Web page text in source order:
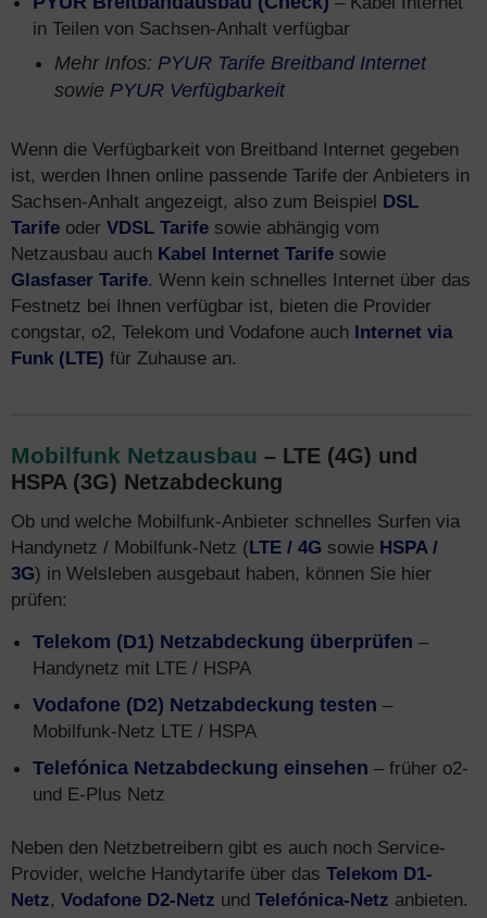
in Teilen von Sachsen-Anhalt verfügbar
Mehr Infos: PYUR Tarife Breitband Internet
sowie PYUR Verfügbarkeit
Wenn die Verfügbarkeit von Breitband Internet gegeben
ist, werden Ihnen online passende Tarife der Anbieters in
Sachsen-Anhalt angezeigt, also zum Beispiel DSL
Tarife oder VDSL Tarife sowie abhängig vom
Netzausbau auch Kabel Internet Tarife sowie
Glasfaser Tarife. Wenn kein schnelles Internet über das
Festnetz bei Ihnen verfügbar ist, bieten die Provider
congstar, o2, Telekom und Vodafone auch Internet via
Funk (LTE) für Zuhause an.
Mobilfunk Netzausbau – LTE (4G) und
HSPA (3G) Netzabdeckung
Ob und welche Mobilfunk-Anbieter schnelles Surfen via
Handynetz / Mobilfunk-Netz (LTE / 4G sowie HSPA /
3G) in Welsleben ausgebaut haben, können Sie hier
prüfen:
Telekom (D1) Netzabdeckung überprüfen –
Handynetz mit LTE / HSPA
Vodafone (D2) Netzabdeckung testen –
Mobilfunk-Netz LTE / HSPA
Telefónica Netzabdeckung einsehen – früher o2-
und E-Plus Netz
Neben den Netzbetreibern gibt es auch noch Service-
Provider, welche Handytarife über das Telekom D1-
Netz, Vodafone D2-Netz und Telefónica-Netz anbieten.